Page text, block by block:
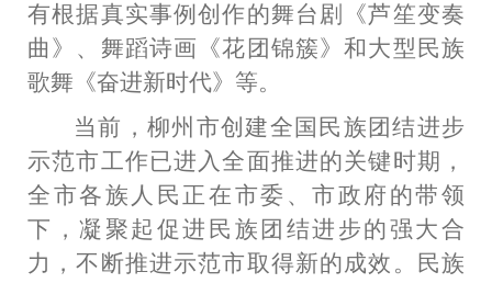
有根据真实事例创作的舞台剧《芦笙变奏
曲》、舞蹈诗画《花团锦簇》和大型民族
歌舞《奋进新时代》等。
当前，柳州市创建全国民族团结进步
示范市工作已进入全面推进的关键时期，
全市各族人民正在市委、市政府的带领
下，凝聚起促进 民族团结进步的强大合
力，不断推进示范市取得新的成效 。
民族